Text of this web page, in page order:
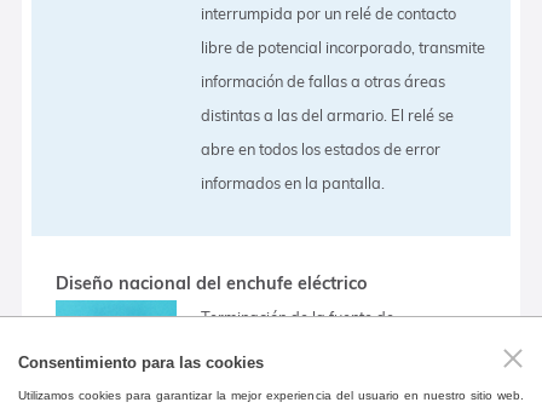
interrumpida por un relé de contacto
libre de potencial incorporado, transmite
información de fallas a otras áreas
distintas a las del armario. El relé se
abre en todos los estados de error
informados en la pantalla.
Diseño nacional del enchufe eléctrico
Terminación de la fuente de
Consentimiento para las cookies
Utilizamos cookies para garantizar la mejor experiencia del usuario en nuestro sitio web.